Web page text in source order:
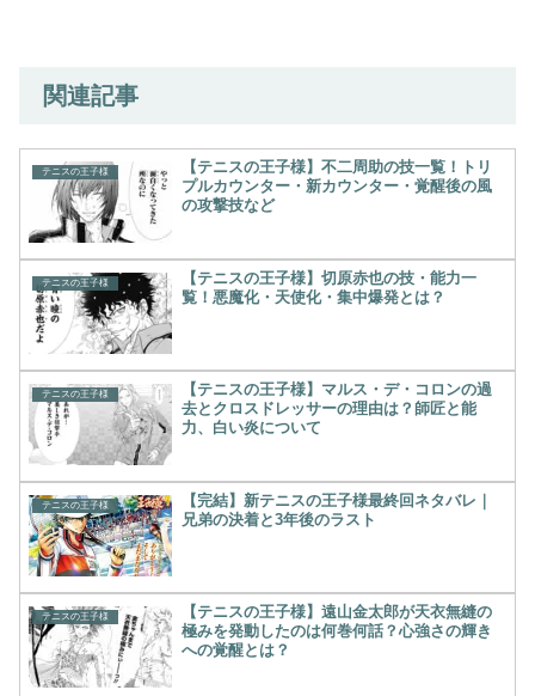
関連記事
テニスの王子様
【テニスの王子様】不二周助の技一覧！トリ
プルカウンター・新カウンター・覚醒後の風
の攻撃技など
テニスの王子様
【テニスの王子様】切原赤也の技・能力一
覧！悪魔化・天使化・集中爆発とは？
テニスの王子様
【テニスの王子様】マルス・デ・コロンの過
去とクロスドレッサーの理由は？師匠と能
力、白い炎について
テニスの王子様
【完結】新テニスの王子様最終回ネタバレ｜
兄弟の決着と3年後のラスト
テニスの王子様
【テニスの王子様】遠山金太郎が天衣無縫の
極みを発動したのは何巻何話？心強さの輝き
への覚醒とは？